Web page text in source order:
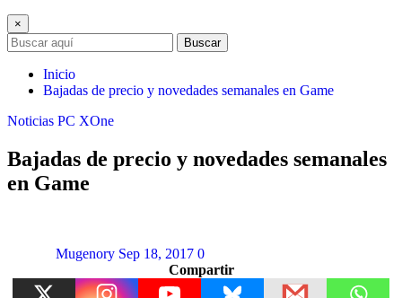
×
Buscar
Inicio
Bajadas de precio y novedades semanales en Game
Noticias PC XOne
Bajadas de precio y novedades semanales
en Game
Mugenory Sep 18, 2017 0
Compartir